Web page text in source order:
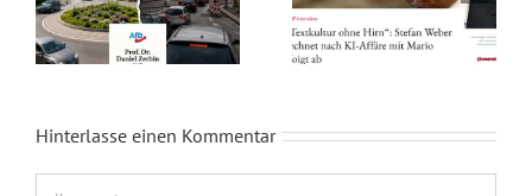
Hinterlasse einen Kommentar